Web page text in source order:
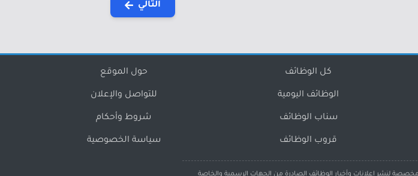
التالي
كل الوظائف
الوظائف اليومية
سناب الوظائف
قروب الوظائف
حول الموقع
للتواصل والإعلان
شروط وأحكام
سياسة الخصوصية
لنشر إعلانات وأخبار الوظائف الصادرة من الجهات الرسمية والخاصة